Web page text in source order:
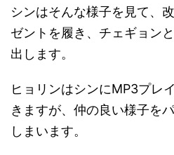
シンはそんな様子を見て、
ゼントを履き、チェギョン
出します。
ヒョリンはシンにMP3プレ
きますが、仲の良い様子を
しまいます。